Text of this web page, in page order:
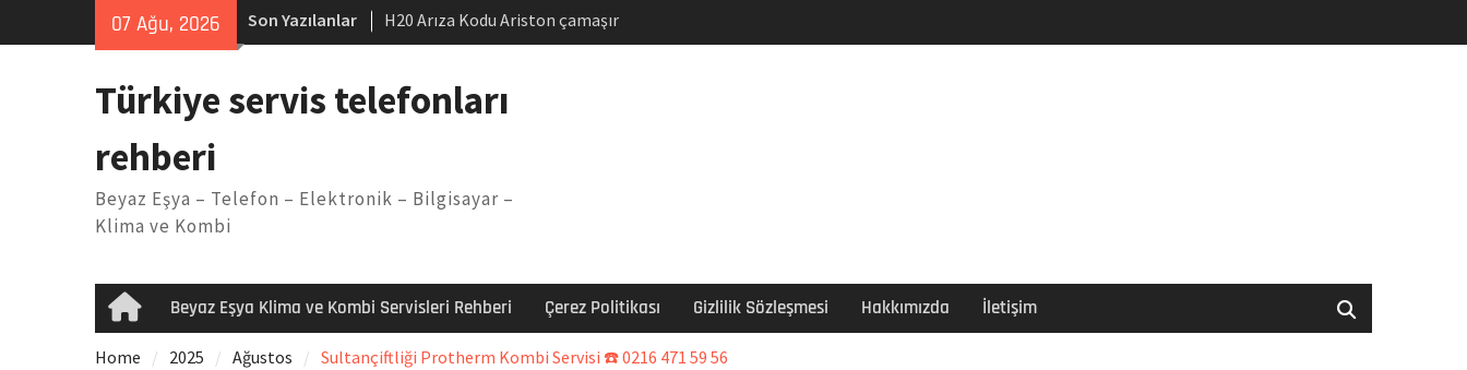
07 Ağu, 2026 Son Yazılanlar
H20 Arıza Kodu Ariston çamaşır
makinesi Sorunu
Arçelik buzdolabı F5 Hatası Çözüm
Ferroli klima E3 Arızası Çözümü
Türkiye servis telefonları
rehberi
Beyaz Eşya – Telefon – Elektronik – Bilgisayar –
Klima ve Kombi
HomeBeyaz Eşya Klima ve Kombi Servisleri Rehberi Çerez Politikası Gizlilik Sözleşmesi Hakkımızda İletişim
Home 2025 Ağustos Sultançiftliği Protherm Kombi Servisi ☎️ 0216 471 59 56